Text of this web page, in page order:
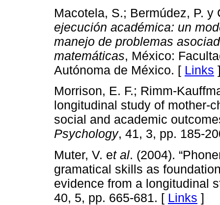
Macotela, S.; Bermúdez, P.
ejecución académica: un
manejo de problemas
matemáticas, México:
Autónoma de México. [ Links
Morrison, E. F.; Rimm-
longitudinal study of mother-
social and academic
Psychology, 41, 3, pp. 185-
Muter, V. et al. (2004).
gramatical skills as
evidence from a longitudinal
40, 5, pp. 665-681. [ Links ]